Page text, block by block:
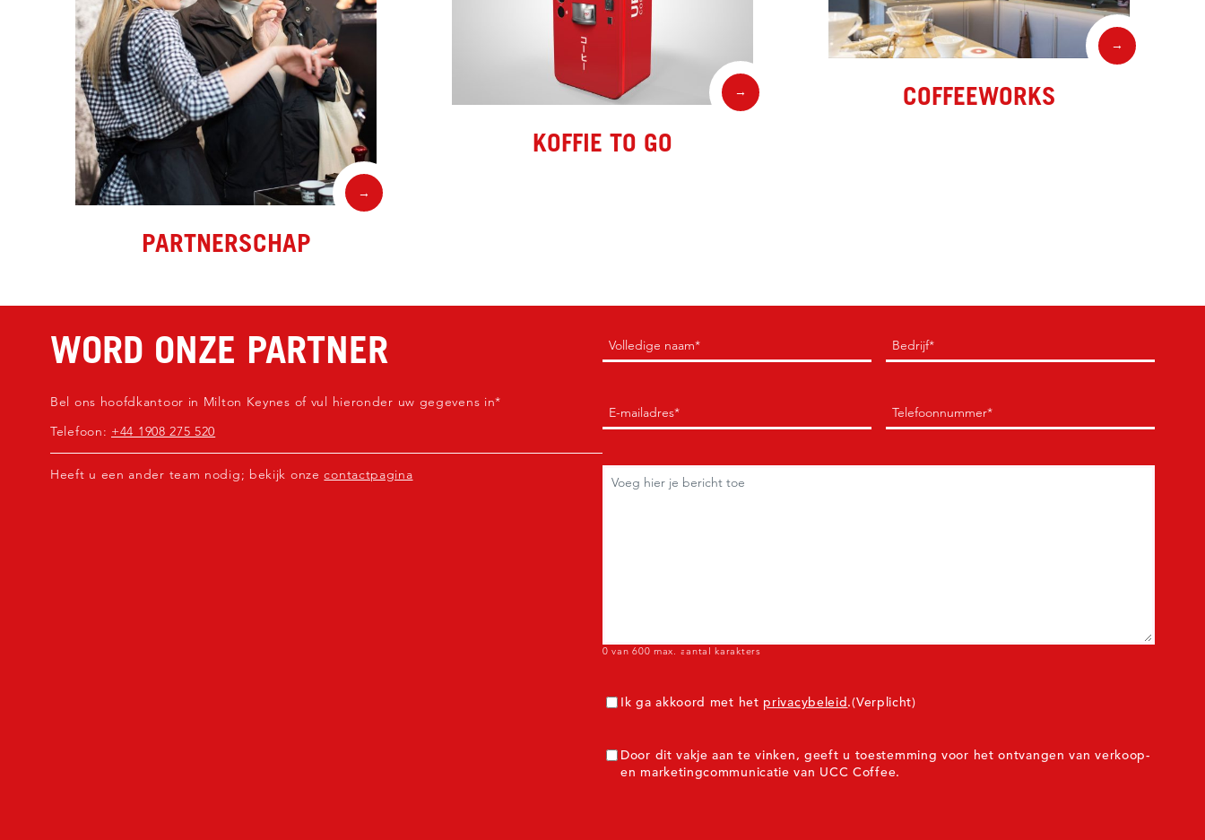
→
PARTNERSCHAP
→
KOFFIE TO GO
→
COFFEEWORKS
WORD ONZE PARTNER
Bel ons hoofdkantoor in Milton Keynes of vul hieronder uw gegevens in*
Telefoon: +44 1908 275 520
Heeft u een ander team nodig; bekijk onzecontactpagina
Naam
(Verplicht)
Bedrijf(Verplicht)
E-
mail(Verplicht)
Telefoon (Verplicht)
0 van 600 max. aantal karakters
Toestemming(Verplicht)
Ik ga akkoord met het privacybeleid.(Verplicht)
ToestemmingMarketing
Door dit vakje aan te vinken, geeft u toestemming voor het ontvangen van verkoop-
en marketingcommunicatie van UCC Coffee.